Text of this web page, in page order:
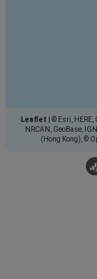
Leaflet
© Esri, HERE,
NRCAN, GeoBase,
(Hong Kong), ©